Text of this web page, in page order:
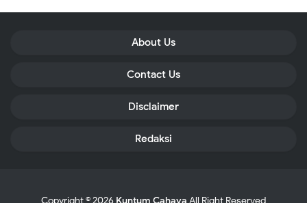
About Us
Contact Us
Disclaimer
Redaksi